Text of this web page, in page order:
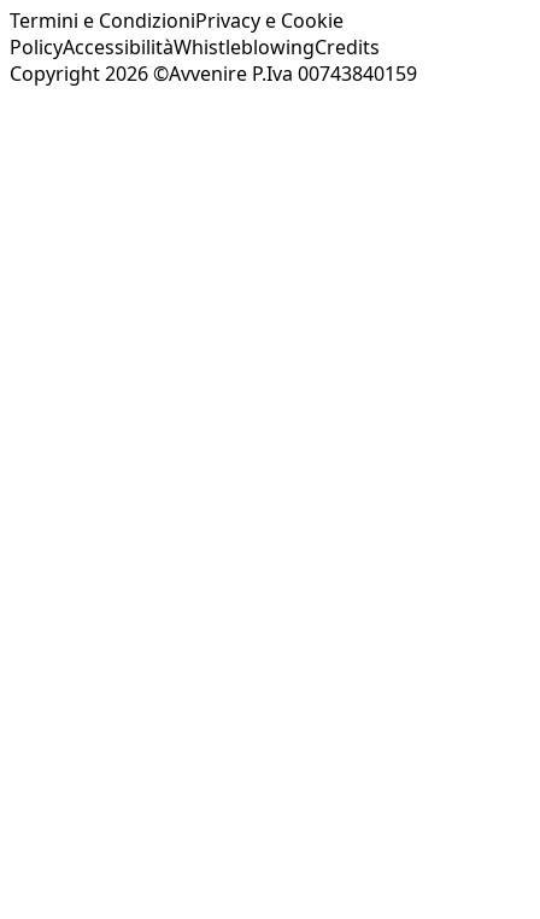
Termini e CondizioniPrivacy e Cookie
PolicyAccessibilitàWhistleblowingCredits
Copyright 2026 ©Avvenire P.Iva 00743840159